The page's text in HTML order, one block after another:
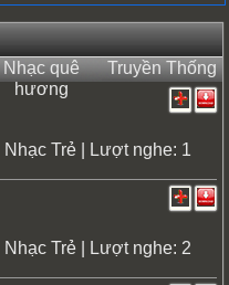
Nhạc quê
hương
Truyền Thống
Nhạc Trẻ | Lượt nghe: 1
Nhạc Trẻ | Lượt nghe: 2